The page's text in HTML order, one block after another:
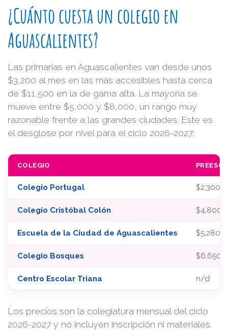
¿Cuánto cuesta un colegio en
Aguascalientes?
Las primarias en Aguascalientes van desde unos
$3,200 al mes en las más accesibles hasta cerca
de $11,500 en la de gama alta. La mayoría se
mueve entre $5,000 y $8,000, un rango muy
razonable frente a las grandes ciudades. Este es
el desglose por nivel para el ciclo 2026-2027:
COLEGIO
Colegio Portugal $2,300
Colegio Cristóbal Colón $4,800
Escuela de la Ciudad de Aguascalientes $5,280
Colegio Bosques $6,650
Centro Escolar Triana n/d
Los precios son la colegiatura mensual del ciclo
2026-2027 y no incluyen inscripción ni materiales.